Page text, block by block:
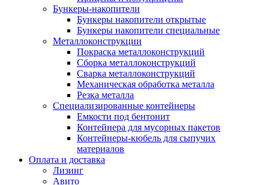
Бункеры-накопители
Бункеры накопители открытые
Бункеры накопители специальные
Металлоконструкции
Покраска металлоконструкций
Сборка металлоконструкций
Сварка металлоконструкций
Механическая обработка металла
Резка металла
Специализированные контейнеры
Емкости под бентонит
Контейнера для мусорных пакетов
Контейнеры-кюбель для сыпучих
материалов
Оплата и доставка
Лизинг
Авито